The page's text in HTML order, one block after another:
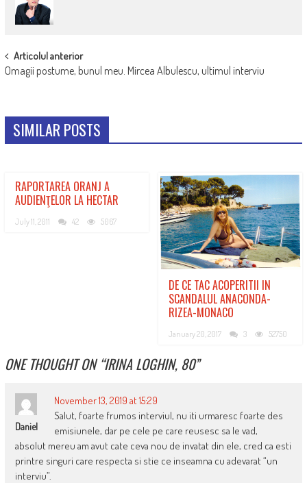
POST
NAVIGATION
Articolul anterior
Omagii postume, bunul meu. Mircea Albulescu, ultimul interviu
SIMILAR POSTS
RAPORTAREA ORANJ A
AUDIENŢELOR LA HECTAR
July 11, 2011 42 5067
DE CE TAC ACOPERITII IN
SCANDALUL ANACONDA-
RIZEA-MONACO
January 20, 2017 3 52750
ONE THOUGHT ON “IRINA LOGHIN, 80”
Daniel
November 13, 2019 at 15:29
Salut, foarte frumos interviul, nu iti urmaresc foarte des
emisiunele, dar pe cele pe care reusesc sa le vad,
absolut mereu am avut cate ceva nou de invatat din ele, cred ca esti
printre singuri care respecta si stie ce inseamna cu adevarat “un
interviu”.